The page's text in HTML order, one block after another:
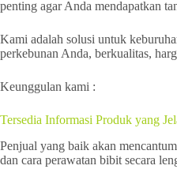
penting agar Anda mendapatkan
Kami adalah solusi untuk
perkebunan Anda, berkualitas,
Keunggulan kami :
Tersedia Informasi Produk yang
Penjual yang baik akan
dan cara perawatan bibit secara